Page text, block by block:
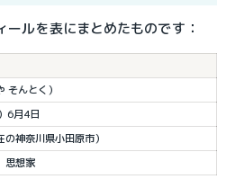
ルを表にまとめたものです：
そんとく）
6月4日
神奈川県小田原市）
思想家